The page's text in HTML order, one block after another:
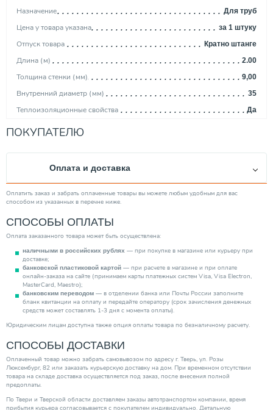
Назначение Для труб
Цена у товара указана за 1 штуку
Отпуск товара Кратно штанге
Длина (м) 2.00
Толщина стенки (мм) 9,00
Внутренний диаметр (мм) 35
Теплоизоляционные свойства Да
Шумопоглащающие свойства
Категория Теплоизоляция (Теплотрассы)
ПОКУПАТЕЛЮ
Оплата и доставка
Оплатить заказ и забрать оплаченные товары вы можете любым удобным для вас
способом из указанных в перечне ниже.
СПОСОБЫ ОПЛАТЫ
Оплата заказанного товара может быть осуществлена:
наличными в российских рублях — при покупке в магазине или курьеру при
доставке;
банковской пластиковой картой — при расчете в магазине и при оплате
онлайн-заказа на сайте (принимаем карты платежных систем Visa, Visa Electron,
MasterCard, Maestro);
банковским переводом — в отделении банка или Почты России заполните
бланк квитанции на оплату и передайте оператору (срок зачисления денежных
средств может составлять 1-3 дня с момента оплаты).
Юридическим лицам доступна также опция оплаты товара по безналичному расчету.
СПОСОБЫ ДОСТАВКИ
Оплаченный товар можно забрать самовывозом по адресу г. Тверь, ул. Розы
Люксембург, 82 или заказать курьерскую доставку на дом. При временном отсутствии
товара на складе доставка осуществляется под заказ, после внесения полной
предоплаты.
По Твери и Тверской области доставляем заказы автотранспортом компании, время
прибытия курьера согласовывается с покупателем индивидуально. Детальную